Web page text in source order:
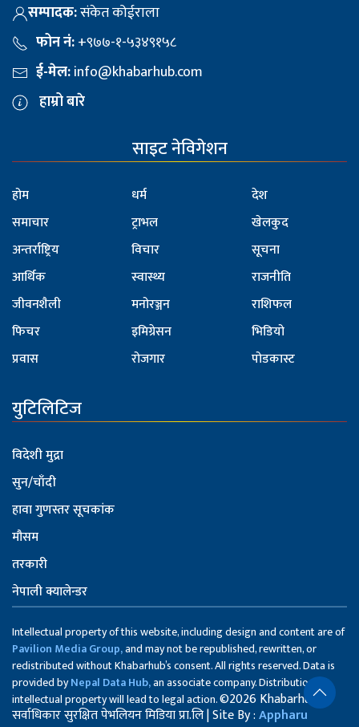
सम्पादक:संकेत कोईराला
फोन नं:+९७७-१-५३४९१५८
ई-मेल:info@khabarhub.com
हाम्रो बारे
साइट नेविगेशन
होम
समाचार
अन्तर्राष्ट्रिय
आर्थिक
जीवनशैली
फिचर
प्रवास
धर्म
ट्राभल
विचार
स्वास्थ्य
मनोरञ्जन
इमिग्रेसन
रोजगार
देश
खेलकुद
सूचना
राजनीति
राशिफल
भिडियो
पोडकास्ट
युटिलिटिज
विदेशी मुद्रा
सुन/चाँदी
हावा गुणस्तर सूचकांक
मौसम
तरकारी
नेपाली क्यालेन्डर
Intellectual property of this website, including design and content are of
Pavilion Media Group,and may not be republished, rewritten, or
redistributed without Khabarhub’s consent. All rights reserved. Data is
provided byNepal Data Hub,an associate company. Distribution of
intellectual property will lead to legal action.©2026 Khabarhub
सर्वाधिकार सुरक्षित पेभलियन मिडिया प्रा.लि | Site By :Appharu